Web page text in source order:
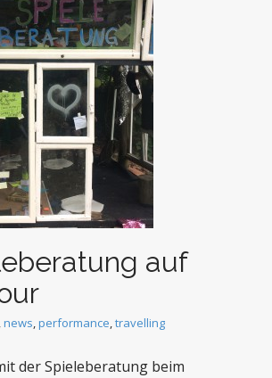
auf
,news,performance,travelling
der Spieleberatung beim